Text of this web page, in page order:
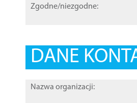
Zgodne/niezgodne:
DANE
Nazwa organizacji: